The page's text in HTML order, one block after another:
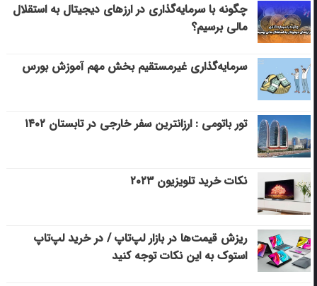
چگونه با سرمایه‌گذاری در ارزهای دیجیتال به استقلال
مالی برسیم؟
سرمایه‌گذاری غیرمستقیم بخش مهم آموزش بورس
تور باتومی : ارزانترین سفر خارجی در تابستان ۱۴۰۲
نکات خرید تلویزیون ۲۰۲۳
ریزش قیمت‌ها در بازار لپ‌تاپ / در خرید لپ‌تاپ
استوک به این نکات توجه کنید